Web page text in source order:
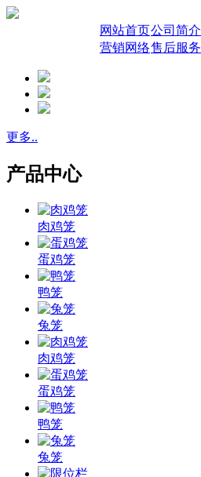
网站首页公司简介
营销网络售后服务
更多..
产品中心
肉鸡笼
蛋鸡笼
鸭笼
兔笼
肉鸡笼
蛋鸡笼
鸭笼
兔笼